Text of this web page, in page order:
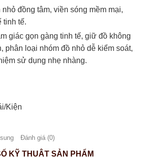
nhỏ đồng tâm, viền sóng mềm mại,
tinh tế.
giác gọn gàng tinh tế, giữ đồ không
phân loại nhóm đồ nhỏ dễ kiểm soát,
sử dụng nhẹ nhàng.
Kiện
Đánh giá (0)
KỸ THUẬT SẢN PHẨM